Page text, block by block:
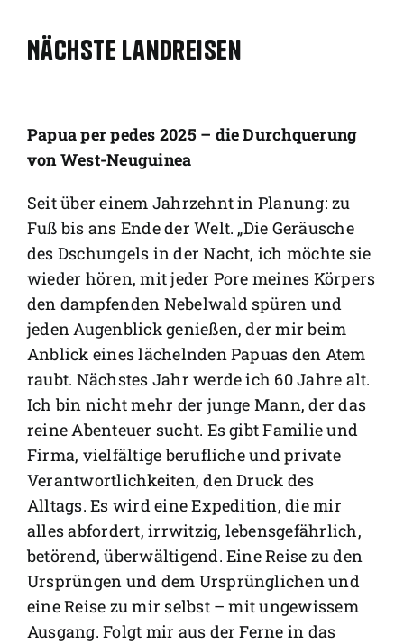
Nächste Landreisen
Papua per pedes 2025 – die Durchquerung
von West-Neuguinea
Seit über einem Jahrzehnt in Planung: zu
Fuß bis ans Ende der Welt. „Die Geräusche
des Dschungels in der Nacht, ich möchte sie
wieder hören, mit jeder Pore meines Körpers
den dampfenden Nebelwald spüren und
jeden Augenblick genießen, der mir beim
Anblick eines lächelnden Papuas den Atem
raubt. Nächstes Jahr werde ich 60 Jahre alt.
Ich bin nicht mehr der junge Mann, der das
reine Abenteuer sucht. Es gibt Familie und
Firma, vielfältige berufliche und private
Verantwortlichkeiten, den Druck des
Alltags. Es wird eine Expedition, die mir
alles abfordert, irrwitzig, lebensgefährlich,
betörend, überwältigend. Eine Reise zu den
Ursprüngen und dem Ursprünglichen und
eine Reise zu mir selbst – mit ungewissem
Ausgang. Folgt mir aus der Ferne in das